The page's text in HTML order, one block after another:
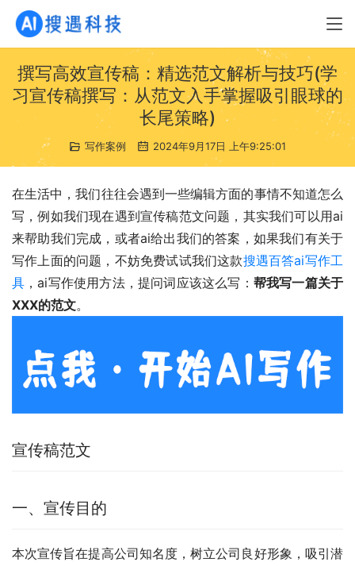
撰写高效宣传稿：精选范文解析与技巧(学
习宣传稿撰写：从范文入手掌握吸引眼球的
长尾策略)
写作案例 2024年9月17日 上午9:25:01
在生活中，我们往往会遇到一些编辑方面的事情不知道怎么
写，例如我们现在遇到宣传稿范文问题，其实我们可以用ai
来帮助我们完成，或者ai给出我们的答案，如果我们有关于
写作上面的问题，不妨免费试试我们这款搜遇百答ai写作工
具 ，ai写作使用方法，提问词应该这么写： 帮我写一篇关于
XXX的范文。
宣传稿范文
一、宣传目的
本次宣传旨在提高公司知名度，树立公司良好形象，吸引潜